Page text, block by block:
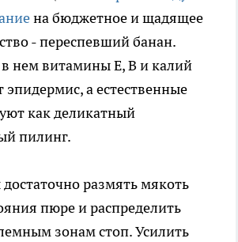
на бюджетное и щадящее
- переспевший банан.
нем витамины E, B и калий
эпидермис, а естественные
как деликатный
пилинг.
размять мякоть
пюре и распределить
зонам стоп. Усилить